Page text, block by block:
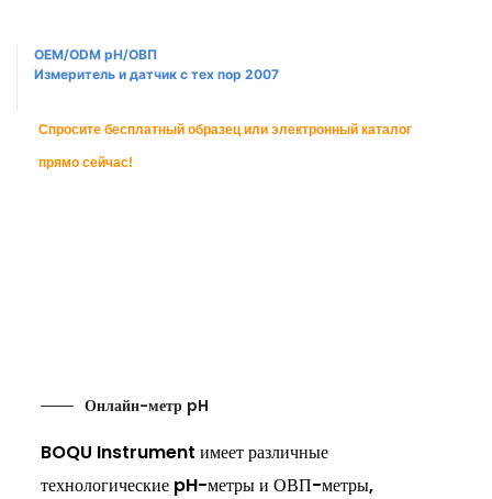
OEM/ODM pH/ОВП
Измеритель и датчик с тех пор 2007
Спросите бесплатный образец или электронный каталог
прямо сейчас!
Онлайн-метр pH
BOQU Instrument имеет различные
технологические pH-метры и ОВП-метры,